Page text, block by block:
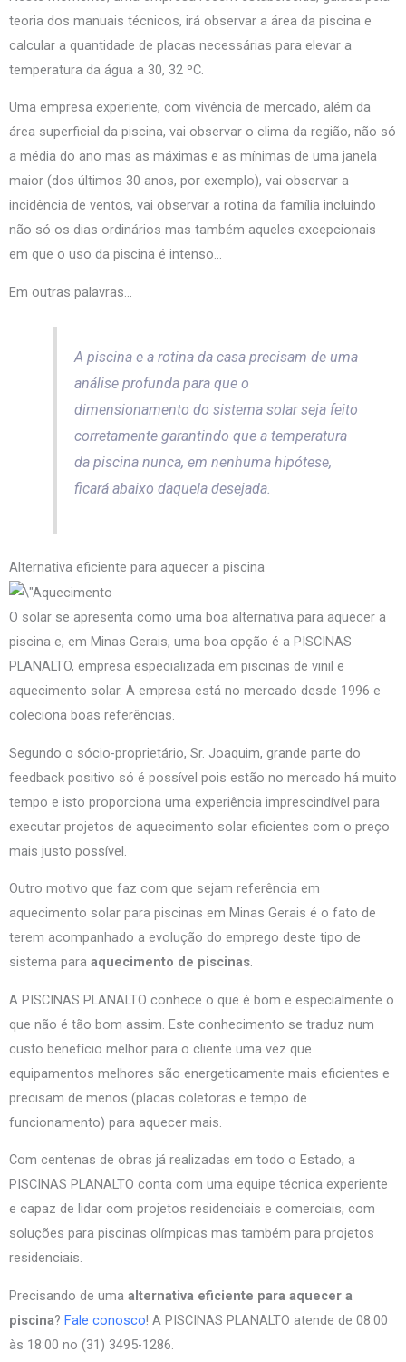
teoria dos manuais técnicos, irá observar a área da piscina e
calcular a quantidade de placas necessárias para elevar a
temperatura da água a 30, 32 ºC.
Uma empresa experiente, com vivência de mercado, além da
área superficial da piscina, vai observar o clima da região, não só
a média do ano mas as máximas e as mínimas de uma janela
maior (dos últimos 30 anos, por exemplo), vai observar a
incidência de ventos, vai observar a rotina da família incluindo
não só os dias ordinários mas também aqueles excepcionais
em que o uso da piscina é intenso…
Em outras palavras…
A piscina e a rotina da casa precisam de uma
análise profunda para que o
dimensionamento do sistema solar seja feito
corretamente garantindo que a temperatura
da piscina nunca, em nenhuma hipótese,
ficará abaixo daquela desejada.
Alternativa eficiente para aquecer a piscina
O solar se apresenta como uma boa alternativa para aquecer a
piscina e, em Minas Gerais, uma boa opção é a PISCINAS
PLANALTO, empresa especializada em piscinas de vinil e
aquecimento solar. A empresa está no mercado desde 1996 e
coleciona boas referências.
Segundo o sócio-proprietário, Sr. Joaquim, grande parte do
feedback positivo só é possível pois estão no mercado há muito
tempo e isto proporciona uma experiência imprescindível para
executar projetos de aquecimento solar eficientes com o preço
mais justo possível.
Outro motivo que faz com que sejam referência em
aquecimento solar para piscinas em Minas Gerais é o fato de
terem acompanhado a evolução do emprego deste tipo de
sistema para aquecimento de piscinas.
A PISCINAS PLANALTO conhece o que é bom e especialmente o
que não é tão bom assim. Este conhecimento se traduz num
custo benefício melhor para o cliente uma vez que
equipamentos melhores são energeticamente mais eficientes e
precisam de menos (placas coletoras e tempo de
funcionamento) para aquecer mais.
Com centenas de obras já realizadas em todo o Estado, a
PISCINAS PLANALTO conta com uma equipe técnica experiente
e capaz de lidar com projetos residenciais e comerciais, com
soluções para piscinas olímpicas mas também para projetos
residenciais.
Precisando de uma alternativa eficiente para aquecer a
piscina? Fale conosco! A PISCINAS PLANALTO atende de 08:00
às 18:00 no (31) 3495-1286.